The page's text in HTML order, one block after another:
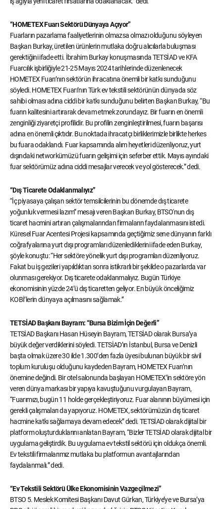
“HOMETEX Fuarı Sektörü Dünyaya Açıyor”
Fuarların pazarlama faaliyetlerinin olmazsa olmazı olduğunu söyleyen
Başkan Burkay, üretilen ürünlerin mutlaka doğru alıcılarla buluşması
gerektiğini ifade etti. İbrahim Burkay konuşmasında TETSİAD ve KFA
Fuarcılık işbirliğiyle 21-25 Mayıs 2024 tarihlerinde düzenlenecek
HOMETEX Fuarı’nın sektörün ihracatına önemli bir katkı sunduğunu
söyledi. HOMETEX Fuarı’nın Türk ev tekstili sektörünün dünyada söz
sahibi olması adına ciddi bir katkı sunduğunu belirten Başkan Burkay, “Bu
fuarın kalitesini artırarak devam etmek zorundayız. Bir fuarın en önemli
zenginliği ziyaretçi profilidir. Bu profilin zenginleştirilmesi, fuarın başarısı
adına en önemli çıktıdır. Bu noktada ihracatçı birliklerimizle birlikte herkes
bu fuara odaklandı. Fuar kapsamında alım heyetleri düzenliyoruz, yurt
dışındaki networkümüzü fuarın gelişimi için seferber ettik. Mayıs ayındaki
fuar sektörümüz adına ciddi mesajlar verecek ve yol gösterecek.” dedi.
“Dış Ticarete Odaklanmalıyız”
“İç piyasaya çalışan sektör temsilcilerinin bu dönemde dış ticarete
yoğunluk vermesi lazım” mesajı veren Başkan Burkay, BTSO'nun dış
ticaret hacmini artıran çalışmalarından firmaların faydalanmasını istedi.
Küresel Fuar Acentesi Projesi kapsamında geçtiğimiz sene dünyanın farklı
coğrafyalarına yurt dışı programları düzenlediklerini ifade eden Burkay,
şöyle konuştu: “Her sektöre yönelik yurt dışı programları düzenliyoruz.
Fakat bu iş gezileri yapıldıktan sonra istikrarlı bir şekilde o pazarlarda var
olunması gerekiyor. Dış ticarete odaklanmalıyız. Bugün Türkiye
ekonomisinin yüzde 24’ü dış ticaretten geliyor. En büyük önceliğimiz
KOBİ’lerin dünyaya açılmasını sağlamak.”
TETSİAD Başkanı Bayram: “Bursa Bizim İçin Değerli”
TETSİAD Başkanı Hasan Hüseyin Bayram, TETSİAD olarak Bursa’ya
büyük değer verdiklerini söyledi. TETSİAD’ın İstanbul, Bursa ve Denizli
başta olmak üzere 30 ilde 1.300’den fazla üyesi bulunan büyük bir sivil
toplum kuruluşu olduğunu kaydeden Bayram, HOMETEX Fuarı’nın
önemine değindi. Bir otel salonunda başlayan HOMETEX’in sektöre yön
veren dünya markası bir yapıya kavuştuğunu vurgulayan Bayram,
“Fuarımızı, bugün 11 holde gerçekleştiriyoruz. Fuar alanının büyümesi için
gerekli çalışmaları da yapıyoruz. HOMETEX, sektörümüzün dış ticaret
hacmine katkı sağlamaya devam edecek” dedi. TETSİAD olarak dijital bir
platform oluşturduklarını anlatan Bayram, “Bizler TETSİAD olarak dijital bir
uygulama geliştirdik. Bu uygulama ev tekstil sektörü için oldukça önemli.
Ev tekstili firmalarımız mutlaka bu platformun avantajlarından
faydalanmalı.” dedi.
“Ev Tekstili Sektörü Ülke Ekonomisinin Vazgeçilmezi”
BTSO 5. Meslek Komitesi Başkanı Davut Gürkan, Türkiye’ye ve Bursa’ya